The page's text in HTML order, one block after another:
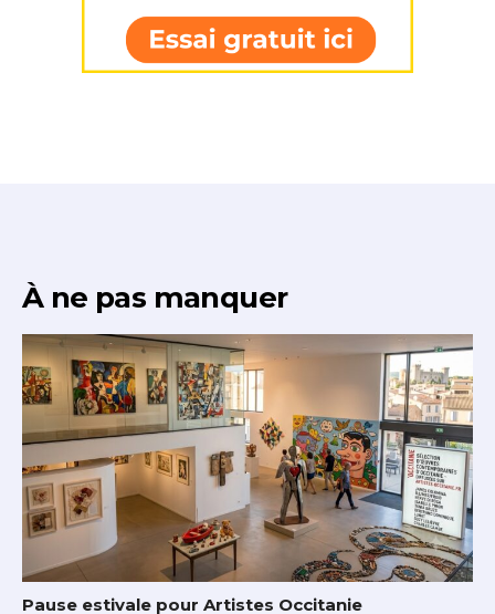
À ne pas manquer
Pause estivale pour Artistes Occitanie